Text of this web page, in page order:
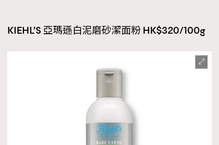
KIEHL’S 亞瑪遜白泥磨砂潔面粉 HK$320/100g